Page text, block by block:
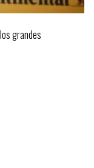
grandes